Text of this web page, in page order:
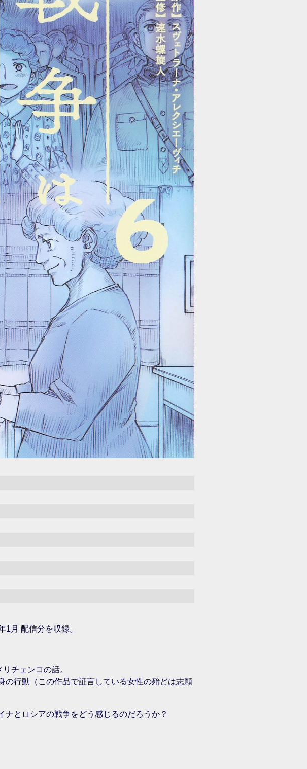
月 配信分を収録。
チェンコの話。
行動（この作品で証言している女性の殆どは志願
とロシアの戦争をどう感じるのだろうか？